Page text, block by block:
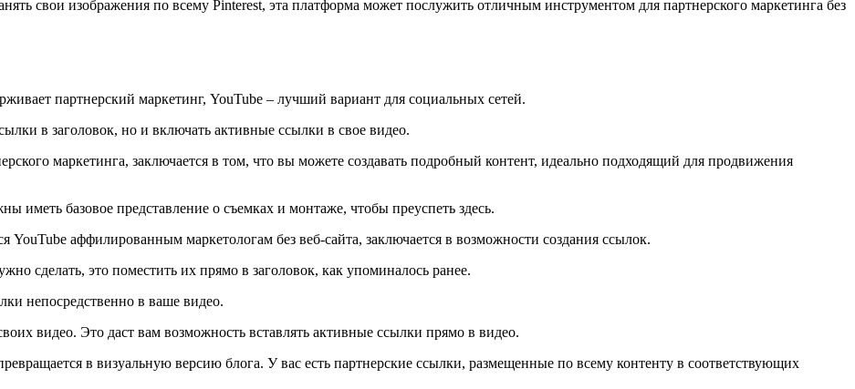
свои изображения по всему Pinterest, эта платформа может послужить отличным инструментом для партнерского маркетинга без
партнерский маркетинг, YouTube – лучший вариант для социальных сетей.
в заголовок, но и включать активные ссылки в свое видео.
маркетинга, заключается в том, что вы можете создавать подробный контент, идеально подходящий для продвижения
иметь базовое представление о съемках и монтаже, чтобы преуспеть здесь.
YouTube аффилированным маркетологам без веб-сайта, заключается в возможности создания ссылок.
сделать, это поместить их прямо в заголовок, как упоминалось ранее.
непосредственно в ваше видео.
видео. Это даст вам возможность вставлять активные ссылки прямо в видео.
в визуальную версию блога. У вас есть партнерские ссылки, размещенные по всему контенту в соответствующих